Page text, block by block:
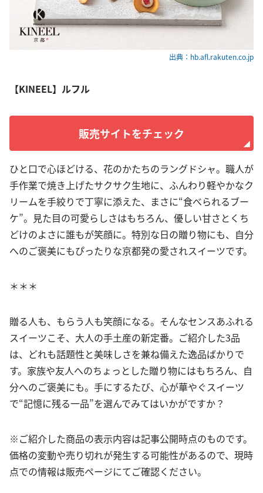
出典：hb.afl.rakuten.co.jp
【KINEEL】ルフル
販売サイトをチェック
ひと口で心ほどける、花のかたちのラングドシャ。職人が
手作業で焼き上げたサクサク生地に、ふんわり軽やかなク
リームを手絞りで丁寧に添えた、まさに“食べられるブー
ケ”。見た目の可愛らしさはもちろん、優しい甘さとくち
どけのよさに誰もが笑顔に。特別な日の贈り物にも、自分
へのご褒美にもぴったりな京都発の愛されスイーツです。
＊＊＊
贈る人も、もらう人も笑顔になる。そんなセンスあふれる
スイーツこそ、大人の手土産の新定番。ご紹介した3品
は、どれも話題性と美味しさを兼ね備えた逸品ばかりで
す。家族や友人へのちょっとした贈り物にはもちろん、自
分へのご褒美にも。手にするたび、心が華やぐスイーツ
で“記憶に残る一品”を選んでみてはいかがですか？
※ご紹介した商品の表示内容は記事公開時点のものです。
価格の変動や売り切れが発生する可能性があるので、現時
点での情報は販売ページにてご確認ください。